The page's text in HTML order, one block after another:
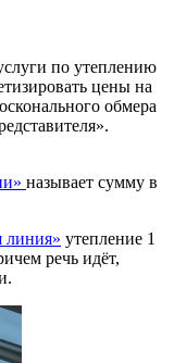
по утеплению
цены на
обмера
называет сумму в
линия» утепление 1
речь идёт,